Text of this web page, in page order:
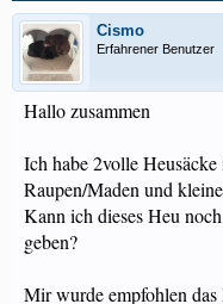
Cismo
Erfahrener Benutzer
Hallo zusammen
Ich habe 2volle
Raupen/Maden und
Kann ich dieses Heu
geben?
Mir wurde empfohlen